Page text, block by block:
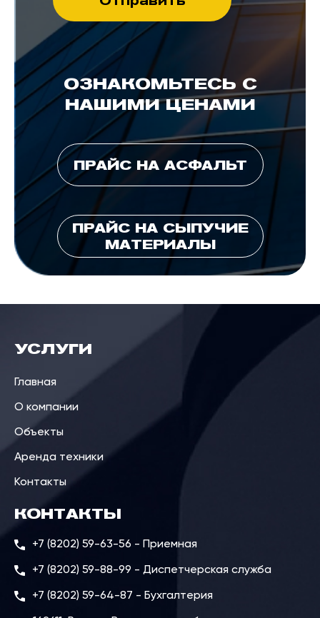
ОЗНАКОМЬТЕСЬ С
НАШИМИ ЦЕНАМИ
ПРАЙС НА АСФАЛЬТ
ПРАЙС НА СЫПУЧИЕ
МАТЕРИАЛЫ
УСЛУГИ
Главная
О компании
Объекты
Аренда техники
Контакты
КОНТАКТЫ
+7 (8202) 59-63-56 - Приемная
+7 (8202) 59-88-99 - Диспетчерская служба
+7 (8202) 59-64-87 - Бухгалтерия